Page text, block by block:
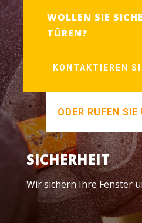
WOLLEN SIE
TÜREN?
KONTAKTIEREN
ODER RUFEN
SICHERHEIT
Wir sichern Ihre Fenster